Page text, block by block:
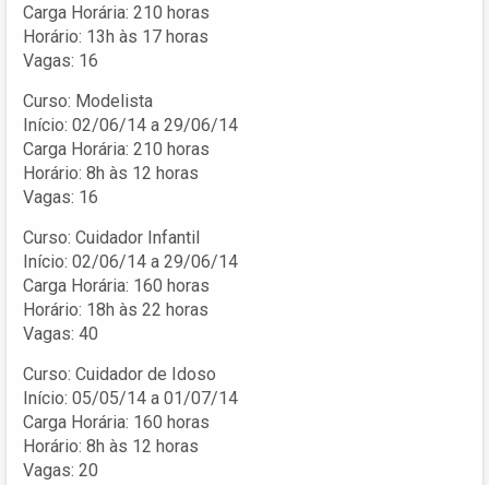
Carga Horária: 210 horas
Horário: 13h às 17 horas
Vagas: 16
Curso: Modelista
Início: 02/06/14 a 29/06/14
Carga Horária: 210 horas
Horário: 8h às 12 horas
Vagas: 16
Curso: Cuidador Infantil
Início: 02/06/14 a 29/06/14
Carga Horária: 160 horas
Horário: 18h às 22 horas
Vagas: 40
Curso: Cuidador de Idoso
Início: 05/05/14 a 01/07/14
Carga Horária: 160 horas
Horário: 8h às 12 horas
Vagas: 20